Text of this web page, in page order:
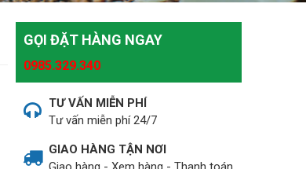
GỌI ĐẶT HÀNG NGAY
0985.329.340
TƯ VẤN MIỄN PHÍ
Tư vấn miễn phí 24/7
GIAO HÀNG TẬN NƠI